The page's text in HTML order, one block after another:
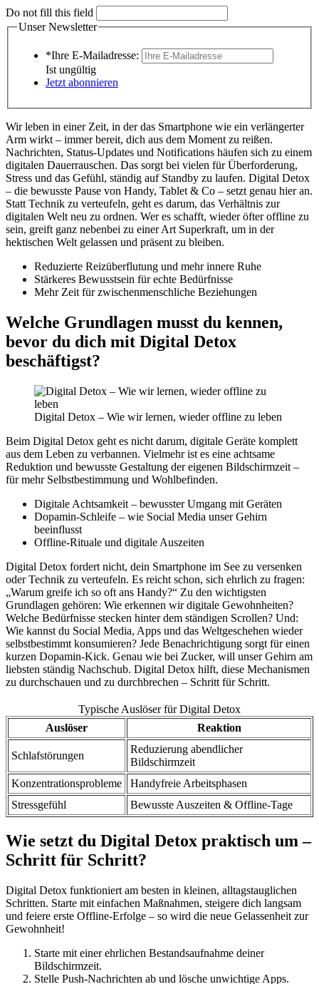
Do not fill this field
Unser Newsletter
*Ihre E-Mailadresse:
Ist ungültig
Jetzt abonnieren
Wir leben in einer Zeit, in der das Smartphone wie ein verlängerter
Arm wirkt – immer bereit, dich aus dem Moment zu reißen.
Nachrichten, Status-Updates und Notifications häufen sich zu einem
digitalen Dauerrauschen. Das sorgt bei vielen für Überforderung,
Stress und das Gefühl, ständig auf Standby zu laufen. Digital Detox
– die bewusste Pause von Handy, Tablet & Co – setzt genau hier an.
Statt Technik zu verteufeln, geht es darum, das Verhältnis zur
digitalen Welt neu zu ordnen. Wer es schafft, wieder öfter offline zu
sein, greift ganz nebenbei zu einer Art Superkraft, um in der
hektischen Welt gelassen und präsent zu bleiben.
Reduzierte Reizüberflutung und mehr innere Ruhe
Stärkeres Bewusstsein für echte Bedürfnisse
Mehr Zeit für zwischenmenschliche Beziehungen
Welche Grundlagen musst du kennen,
bevor du dich mit Digital Detox
beschäftigst?
Digital Detox – Wie wir lernen, wieder offline zu leben
Beim Digital Detox geht es nicht darum, digitale Geräte komplett
aus dem Leben zu verbannen. Vielmehr ist es eine achtsame
Reduktion und bewusste Gestaltung der eigenen Bildschirmzeit –
für mehr Selbstbestimmung und Wohlbefinden.
Digitale Achtsamkeit – bewusster Umgang mit Geräten
Dopamin-Schleife – wie Social Media unser Gehirn
beeinflusst
Offline-Rituale und digitale Auszeiten
Digital Detox fordert nicht, dein Smartphone im See zu versenken
oder Technik zu verteufeln. Es reicht schon, sich ehrlich zu fragen:
„Warum greife ich so oft ans Handy?“ Zu den wichtigsten
Grundlagen gehören: Wie erkennen wir digitale Gewohnheiten?
Welche Bedürfnisse stecken hinter dem ständigen Scrollen? Und:
Wie kannst du Social Media, Apps und das Weltgeschehen wieder
selbstbestimmt konsumieren? Jede Benachrichtigung sorgt für einen
kurzen Dopamin-Kick. Genau wie bei Zucker, will unser Gehirn am
liebsten ständig Nachschub. Digital Detox hilft, diese Mechanismen
zu durchschauen und zu durchbrechen – Schritt für Schritt.
Typische Auslöser für Digital Detox
Auslöser
Reaktion
Schlafstörungen
Reduzierung abendlicher
Bildschirmzeit
Konzentrationsprobleme
Handyfreie Arbeitsphasen
Stressgefühl
Bewusste Auszeiten & Offline-Tage
Wie setzt du Digital Detox praktisch um –
Schritt für Schritt?
Digital Detox funktioniert am besten in kleinen, alltagstauglichen
Schritten. Starte mit einfachen Maßnahmen, steigere dich langsam
und feiere erste Offline-Erfolge – so wird die neue Gelassenheit zur
Gewohnheit!
Starte mit einer ehrlichen Bestandsaufnahme deiner
Bildschirmzeit.
Stelle Push-Nachrichten ab und lösche unwichtige Apps.